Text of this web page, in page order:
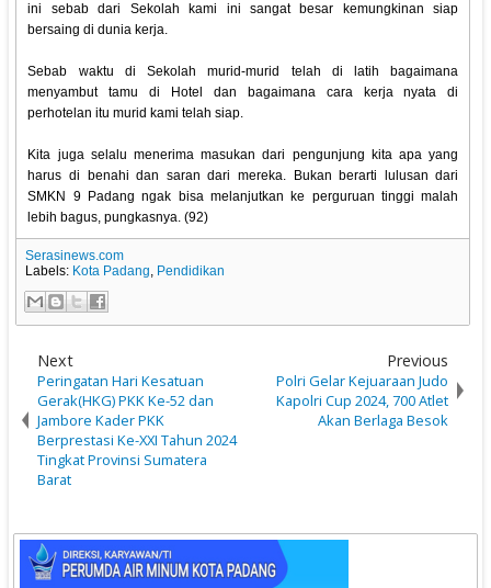
ini sebab dari Sekolah kami ini sangat besar kemungkinan siap
bersaing di dunia kerja.
Sebab waktu di Sekolah murid-murid telah di latih bagaimana
menyambut tamu di Hotel dan bagaimana cara kerja nyata di
perhotelan itu murid kami telah siap.
Kita juga selalu menerima masukan dari pengunjung kita apa yang
harus di benahi dan saran dari mereka. Bukan berarti lulusan dari
SMKN 9 Padang ngak bisa melanjutkan ke perguruan tinggi malah
lebih bagus, pungkasnya. (92)
Serasinews.com
Labels: Kota Padang, Pendidikan
Next
Peringatan Hari Kesatuan
Gerak(HKG) PKK Ke-52 dan
Jambore Kader PKK
Berprestasi Ke-XXI Tahun 2024
Tingkat Provinsi Sumatera
Barat
Previous
Polri Gelar Kejuaraan Judo
Kapolri Cup 2024, 700 Atlet
Akan Berlaga Besok